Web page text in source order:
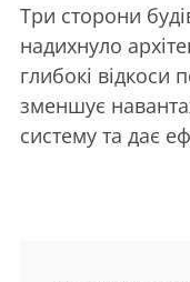
Три сторони
надихнуло
глибокі відкоси
зменшує
систему та дає